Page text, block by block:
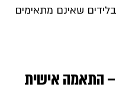
שאינם מתאימים
– התאמה אישית